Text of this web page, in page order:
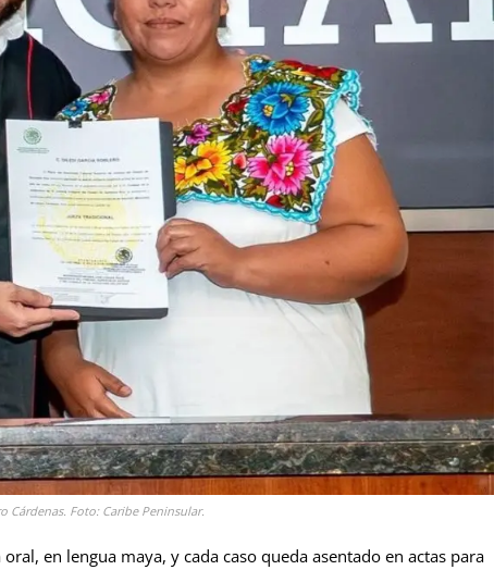
Cárdenas. Foto: Caribe Peninsular.
en lengua maya, y cada caso queda asentado en actas para